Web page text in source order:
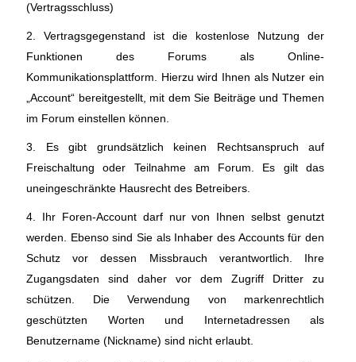
(Vertragsschluss)
2. Vertragsgegenstand ist die kostenlose Nutzung der
Funktionen des Forums als Online-
Kommunikationsplattform. Hierzu wird Ihnen als Nutzer ein
„Account“ bereitgestellt, mit dem Sie Beiträge und Themen
im Forum einstellen können.
3. Es gibt grundsätzlich keinen Rechtsanspruch auf
Freischaltung oder Teilnahme am Forum. Es gilt das
uneingeschränkte Hausrecht des Betreibers.
4. Ihr Foren-Account darf nur von Ihnen selbst genutzt
werden. Ebenso sind Sie als Inhaber des Accounts für den
Schutz vor dessen Missbrauch verantwortlich. Ihre
Zugangsdaten sind daher vor dem Zugriff Dritter zu
schützen. Die Verwendung von markenrechtlich
geschützten Worten und Internetadressen als
Benutzername (Nickname) sind nicht erlaubt.